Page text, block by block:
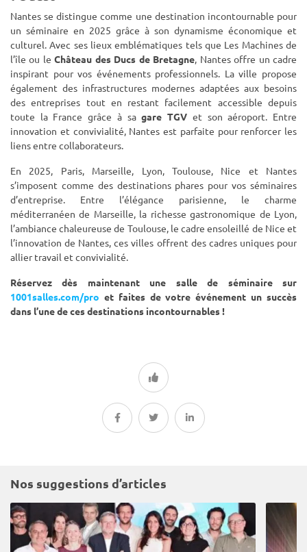
Nantes se distingue comme une destination incontournable pour
un séminaire en 2025 grâce à son dynamisme économique et
culturel. Avec ses lieux emblématiques tels que Les Machines de
l’île ou leChâteau des Ducs de Bretagne, Nantes offre un cadre
inspirant pour vos événements professionnels. La ville propose
également des infrastructures modernes adaptées aux besoins
des entreprises tout en restant facilement accessible depuis
toute la France grâce à sagare TGV et son aéroport. Entre
innovation et convivialité, Nantes est parfaite pour renforcer les
liens entre collaborateurs.
En 2025, Paris, Marseille, Lyon, Toulouse, Nice et Nantes
s’imposent comme des destinations phares pour vos séminaires
d’entreprise. Entre l’élégance parisienne, le charme
méditerranéen de Marseille, la richesse gastronomique de Lyon,
l’ambiance chaleureuse de Toulouse, le cadre ensoleillé de Nice et
l’innovation de Nantes, ces villes offrent des cadres uniques pour
allier travail et convivialité.
Réservez dès maintenant une salle de séminaire sur
1001salles.com/pro et faites de votre événement un succès
dans l’une de ces destinations incontournables !
Nos suggestions d’articles